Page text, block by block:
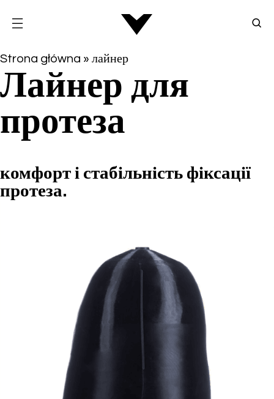
Strona główna » лайнер
Лайнер для
протеза
комфорт і стабільність фіксації
протеза.